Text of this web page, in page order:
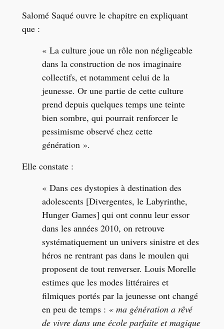
Salomé Saqué ouvre le chapitre en expliquant
que :
« La culture joue un rôle non négligeable
dans la construction de nos imaginaire
collectifs, et notamment celui de la
jeunesse. Or une partie de cette culture
prend depuis quelques temps une teinte
bien sombre, qui pourrait renforcer le
pessimisme observé chez cette
génération ».
Elle constate :
« Dans ces dystopies à destination des
adolescents [Divergentes, le Labyrinthe,
Hunger Games] qui ont connu leur essor
dans les années 2010, on retrouve
systématiquement un univers sinistre et des
héros ne rentrant pas dans le moulen qui
proposent de tout renverser. Louis Morelle
estimes que les modes littéraires et
filmiques portés par la jeunesse ont changé
en peu de temps : « ma génération a rêvé
de vivre dans une école parfaite et magique